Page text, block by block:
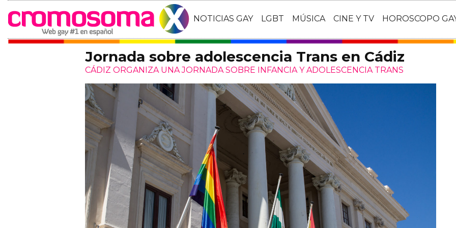
NOTICIAS GAY LGBT MÚSICA CINE Y TV HOROSCOPO
Jornada sobre adolescencia Trans en Cádiz
CÁDIZ ORGANIZA UNA JORNADA SOBRE INFANCIA Y ADOLESCENCIA TRANS